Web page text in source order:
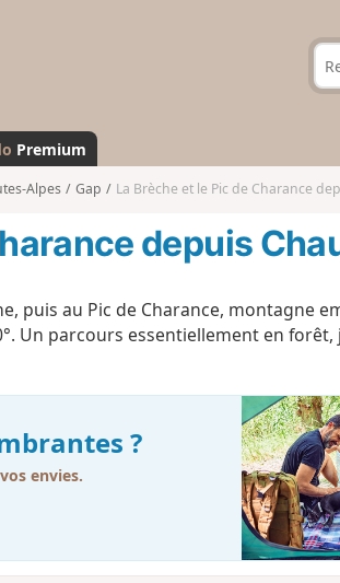
Premium
Alpes Gap La Brèche et le Pic de Charance
depuis
puis au Pic de Charance, montagne
Un parcours essentiellement en forêt,
?
envies.